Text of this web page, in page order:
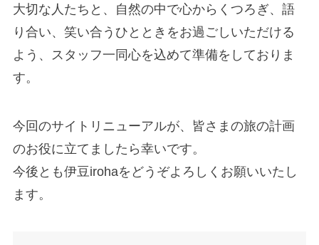
大切な人たちと、自然の中で心からくつろぎ、語
り合い、笑い合うひとときをお過ごしいただける
よう、スタッフ一同心を込めて準備をしておりま
す。
今回のサイトリニューアルが、皆さまの旅の計画
のお役に立てましたら幸いです。
今後とも伊豆irohaをどうぞよろしくお願いいたし
ます。